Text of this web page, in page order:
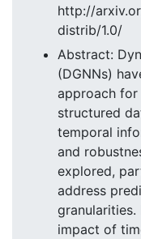
http://
distrib/1.0/
Abstract:
(DGNNs)
approach
structured
temporal
and
explored,
address
impact of